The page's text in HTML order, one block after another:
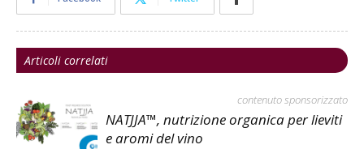
Articoli correlati
contenuto sponsorizzato
NATJJA™, nutrizione organica per lieviti
e aromi del vino